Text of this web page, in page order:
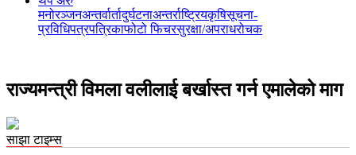
मनोरञ्जनअन्तर्वार्तादुर्घटनाअन्तर्राष्ट्रियकृषिसूचना-
प्रविधिपत्रपत्रिकाफोटो फिचरसुरक्षा/अपराधरोचक
राज्यमन्त्री विमला वलीलाई बर्खास्त गर्न एमालेको माग
साझा टाइम्स